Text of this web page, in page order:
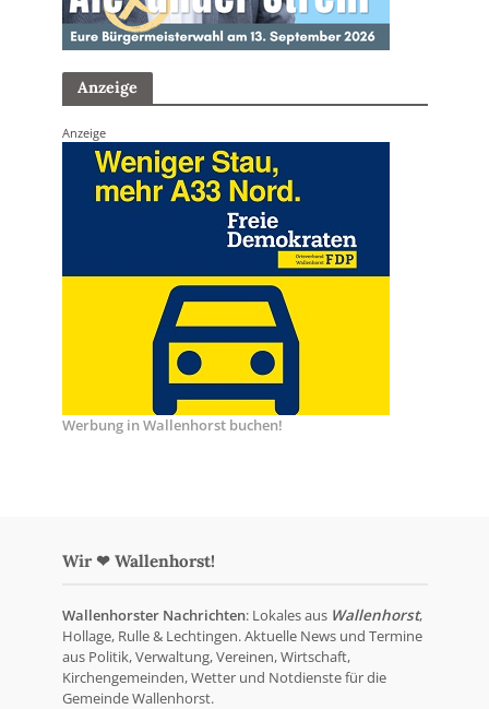
Anzeige
Anzeige
Werbung in Wallenhorst buchen!
Wir ❤ Wallenhorst!
Wallenhorster Nachrichten: Lokales aus Wallenhorst,
Hollage, Rulle & Lechtingen. Aktuelle News und Termine
aus Politik, Verwaltung, Vereinen, Wirtschaft,
Kirchengemeinden, Wetter und Notdienste für die
Gemeinde Wallenhorst.